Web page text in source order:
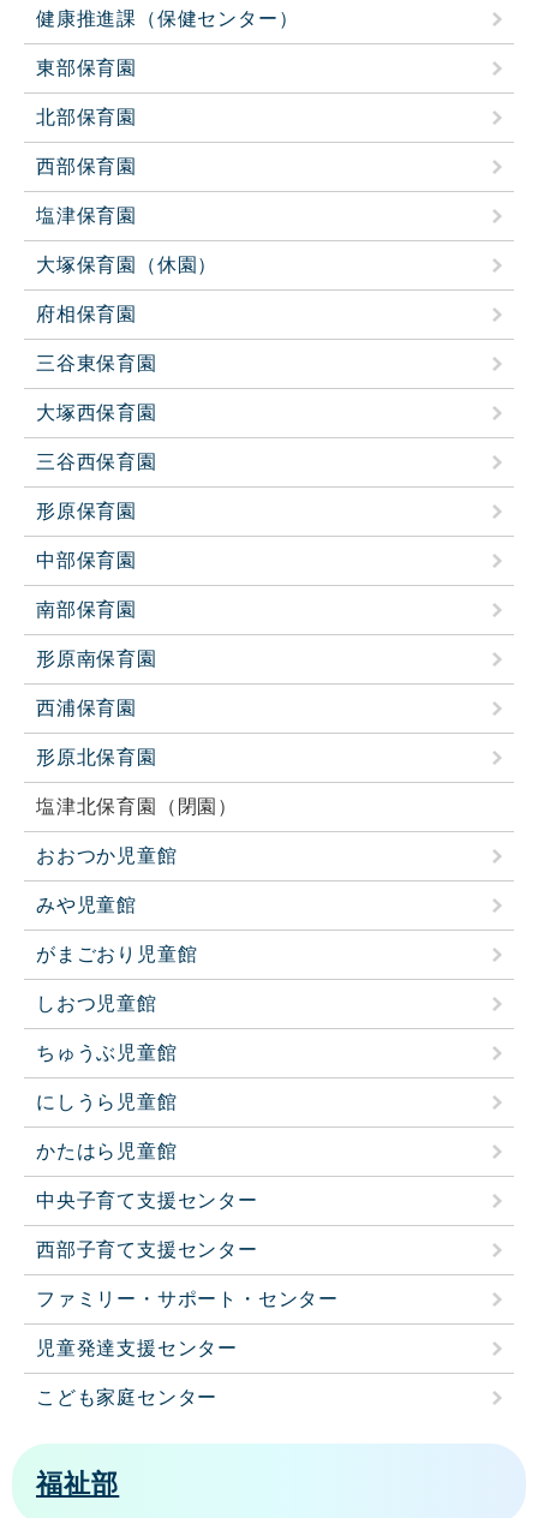
健康推進課（保健センター）
東部保育園
北部保育園
西部保育園
塩津保育園
大塚保育園（休園）
府相保育園
三谷東保育園
大塚西保育園
三谷西保育園
形原保育園
中部保育園
南部保育園
形原南保育園
西浦保育園
形原北保育園
塩津北保育園（閉園）
おおつか児童館
みや児童館
がまごおり児童館
しおつ児童館
ちゅうぶ児童館
にしうら児童館
かたはら児童館
中央子育て支援センター
西部子育て支援センター
ファミリー・サポート・センター
児童発達支援センター
こども家庭センター
福祉部